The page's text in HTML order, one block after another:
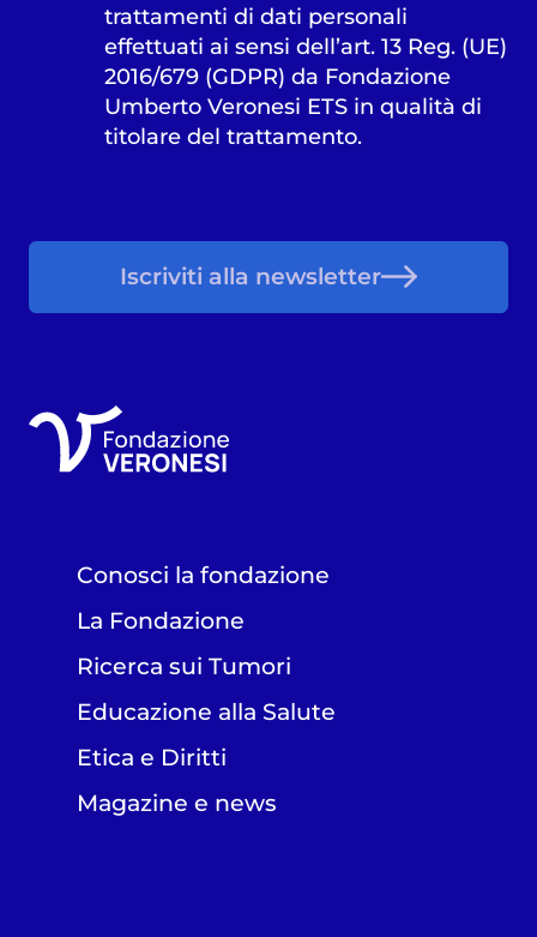
trattamenti di dati personali
effettuati ai sensi dell’art. 13 Reg. (UE)
2016/679 (GDPR) da Fondazione
Umberto Veronesi ETS in qualità di
titolare del trattamento.
Iscriviti alla newsletter
Conosci la fondazione
La Fondazione
Ricerca sui Tumori
Educazione alla Salute
Etica e Diritti
Magazine e news